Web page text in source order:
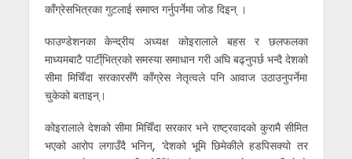
काँग्रेसभित्रका गुटलाई समाप्त गर्नुपर्नेमा जोड दिइन् ।
फाउण्डेशनका केन्द्रीय अध्यक्ष कोइरालाले बहस र छलफलका
माध्यमबाटै पार्टी्भित्रको समस्या समाधान गरी अघि बढ्नुपर्छ भन्दै देशको
सीमा मिचिँदा सरकारसँगै काँग्रेस नेतृत्वले पनि आवाज उठाउनुपर्नेमा
चुकेको बताइन्।
कोइरालाले देशको सीमा मिचिँदा सरकार भने राष्ट्रवादको कुरामै सीमित
भएको आरोप लगाउँदै भनिन्, ‘देशको भूमि छिमेकीले हडपिसक्यो तर